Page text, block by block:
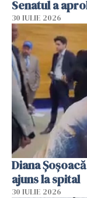
Senatul a
30 IULIE 2026
Diana
ajuns la spital
30 IULIE 2026